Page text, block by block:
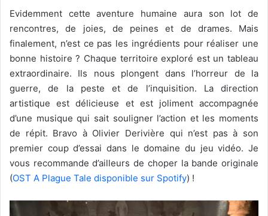
Evidemment cette aventure humaine aura son lot de
rencontres, de joies, de peines et de drames. Mais
finalement, n’est ce pas les ingrédients pour réaliser une
bonne histoire ? Chaque territoire exploré est un tableau
extraordinaire. Ils nous plongent dans l’horreur de la
guerre, de la peste et de l’inquisition. La direction
artistique est délicieuse et est joliment accompagnée
d’une musique qui sait souligner l’action et les moments
de répit. Bravo à Olivier Derivière qui n’est pas à son
premier coup d’essai dans le domaine du jeu vidéo. Je
vous recommande d’ailleurs de choper la bande originale
(OST A Plague Tale disponible sur Spotify) !